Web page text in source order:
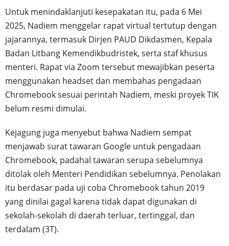
Untuk menindaklanjuti kesepakatan itu, pada 6 Mei
2025, Nadiem menggelar rapat virtual tertutup dengan
jajarannya, termasuk Dirjen PAUD Dikdasmen, Kepala
Badan Litbang Kemendikbudristek, serta staf khusus
menteri. Rapat via Zoom tersebut mewajibkan peserta
menggunakan headset dan membahas pengadaan
Chromebook sesuai perintah Nadiem, meski proyek TIK
belum resmi dimulai.
Kejagung juga menyebut bahwa Nadiem sempat
menjawab surat tawaran Google untuk pengadaan
Chromebook, padahal tawaran serupa sebelumnya
ditolak oleh Menteri Pendidikan sebelumnya. Penolakan
itu berdasar pada uji coba Chromebook tahun 2019
yang dinilai gagal karena tidak dapat digunakan di
sekolah-sekolah di daerah terluar, tertinggal, dan
terdalam (3T).